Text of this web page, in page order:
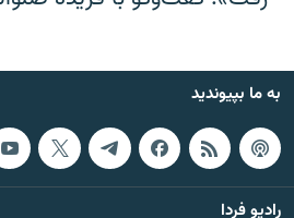
به ما بپیوندید
رادیو فردا